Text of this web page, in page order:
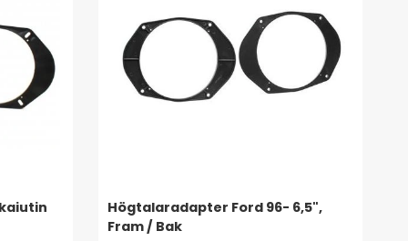
Högtalaradapter Ford 96- 6,5",
Fram / Bak